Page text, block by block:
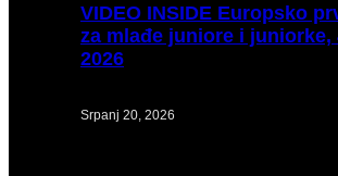
VIDEO INSIDE Europsko
za mlađe juniore i juniorke,
2026
Srpanj 20, 2026